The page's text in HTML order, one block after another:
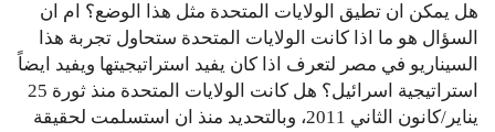
هل يمكن ان تطيق الولايات المتحدة مثل هذا الوضع؟ ام ان
السؤال هو ما اذا كانت الولايات المتحدة ستحاول تجربة هذا
السيناريو في مصر لتعرف اذا كان يفيد استراتيجيتها ويفيد ايضاً
استراتيجية اسرائيل؟ هل كانت الولايات المتحدة منذ ثورة 25
يناير/كانون الثاني 2011، وبالتحديد منذ ان استسلمت لحقيقة